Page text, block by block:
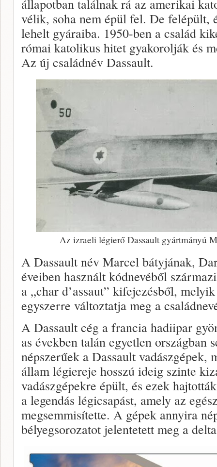
állapotban találnak rá az amerikai
vélik, soha nem épül fel. De felépült,
lehelt gyáraiba. 1950-ben a család
római katolikus hitet gyakorolják és
Az új családnév Dassault.
Az izraeli légierő Dassault gyártmányú
A Dassault név Marcel bátyjának,
éveiben használt kódnevéből
a „char d’assaut” kifejezésből,
egyszerre változtatja meg a
A Dassault cég a francia hadiipar
as években talán egyetlen országban
népszerűek a Dassault
állam légiereje hosszú ideig szinte
vadászgépekre épült, és ezek
a legendás légicsapást, amely az
megsemmisítette. A gépek annyira
bélyegsorozatot jelentetett meg a